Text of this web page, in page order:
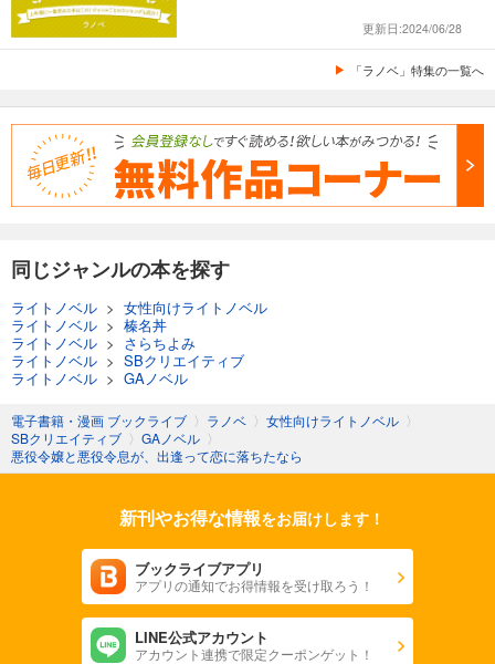
更新日:2024/06/28
「ラノベ」特集の一覧へ
同じジャンルの本を探す
ライトノベル > 女性向けライトノベル
ライトノベル > 榛名丼
ライトノベル > さらちよみ
ライトノベル > SBクリエイティブ
ライトノベル > GAノベル
電子書籍・漫画 ブックライブ 〉 ラノベ 〉 女性向けライトノベル 〉
SBクリエイティブ 〉 GAノベル 〉
悪役令嬢と悪役令息が、出逢って恋に落ちたなら
新刊やお得な情報をお届けします！
ブックライブアプリ
アプリの通知でお得情報を受け取ろう！
LINE公式アカウント
アカウント連携で限定クーポンゲット！